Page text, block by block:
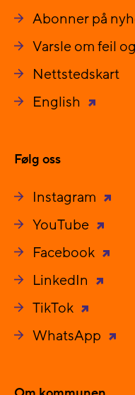
Abonner på
Varsle om feil
Nettstedskart
English
Følg oss
Instagram
YouTube
Facebook
LinkedIn
TikTok
WhatsApp